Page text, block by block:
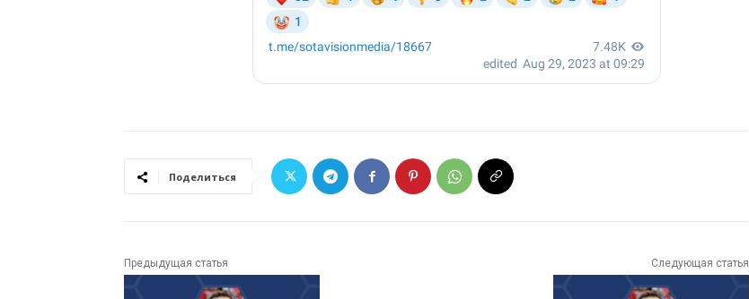
Поделиться
Предыдущая статья Следующая статья